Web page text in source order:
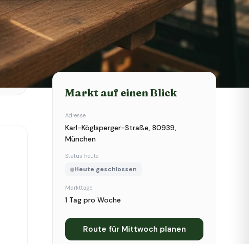
Heute geschlossen
Markt auf einen Blick
Adresse
Karl-Köglsperger-Straße, 80939,
München
Status heute
Heute geschlossen
Markttage
1 Tag pro Woche
Route für Mittwoch planen